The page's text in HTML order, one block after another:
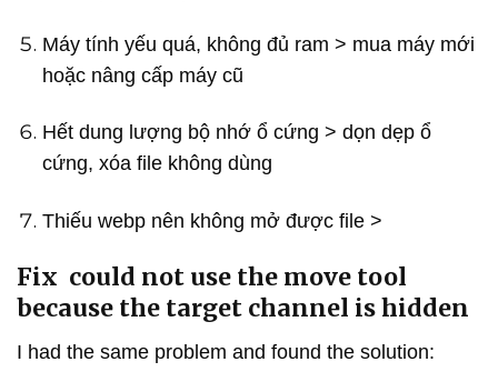
Máy tính yếu quá, không đủ ram > mua máy mới
hoặc nâng cấp máy cũ
Hết dung lượng bộ nhớ ổ cứng > dọn dẹp ổ
cứng, xóa file không dùng
Thiếu webp nên không mở được file >
Fix could not use the move tool
because the target channel is hidden
I had the same problem and found the solution: